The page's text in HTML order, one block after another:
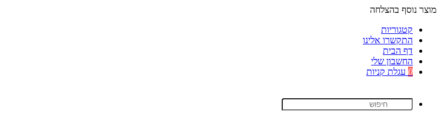
מוצר נוסף בהצלחה
קטגוריות
התקשרו אלינו
דף הבית
החשבון שלי
0 עגלת קניות